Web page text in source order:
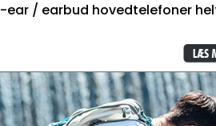
/ earbud hovedtelefoner